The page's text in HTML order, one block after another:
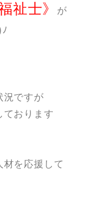
祉士》
が
況ですが
ております
を応援して